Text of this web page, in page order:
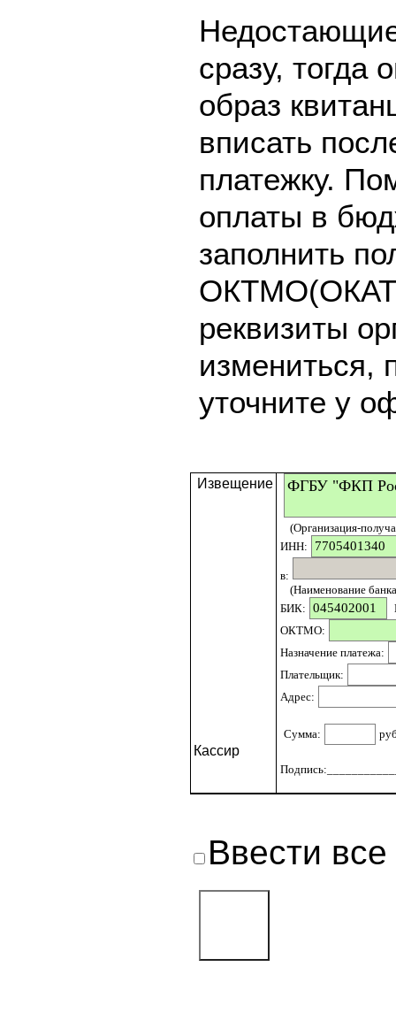
сразу, тогда
образ
вписать
платежку.
оплаты в
заполнить
реквизиты
измениться,
уточните у
Извещение
Кассир
(Организация-
ИНН:
в:
(Наименование банка
БИК:
ОКТМО:
Назначение платежа:
Плательщик:
Адрес:
Сумма:
Ввести